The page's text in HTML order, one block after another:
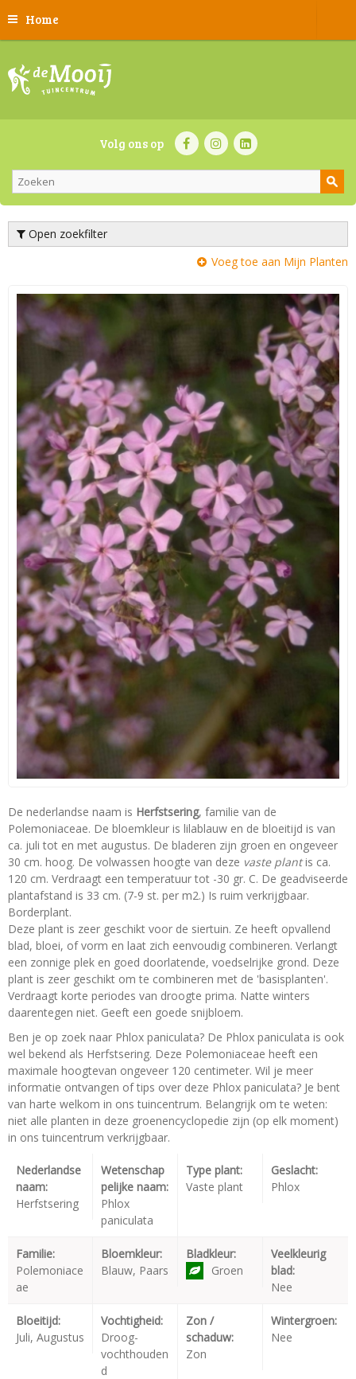
Home
Volg ons op
Open zoekfilter
Voeg toe aan Mijn Planten
De nederlandse naam is Herfstsering, familie van de
Polemoniaceae. De bloemkleur is lilablauw en de bloeitijd is van
ca. juli tot en met augustus. De bladeren zijn groen en ongeveer
30 cm. hoog. De volwassen hoogte van deze vaste plantis ca.
120 cm. Verdraagt een temperatuur tot -30 gr. C. De geadviseerde
plantafstand is 33 cm. (7-9 st. per m2.) Is ruim verkrijgbaar.
Borderplant.
Deze plant is zeer geschikt voor de siertuin. Ze heeft opvallend
blad, bloei, of vorm en laat zich eenvoudig combineren. Verlangt
een zonnige plek en goed doorlatende, voedselrijke grond. Deze
plant is zeer geschikt om te combineren met de 'basisplanten'.
Verdraagt korte periodes van droogte prima. Natte winters
daarentegen niet. Geeft een goede snijbloem.
Ben je op zoek naar Phlox paniculata? De Phlox paniculata is ook
wel bekend als Herfstsering. Deze Polemoniaceae heeft een
maximale hoogtevan ongeveer 120 centimeter. Wil je meer
informatie ontvangen of tips over deze Phlox paniculata? Je bent
van harte welkom in ons tuincentrum. Belangrijk om te weten:
niet alle planten in deze groenencyclopedie zijn (op elk moment)
in ons tuincentrum verkrijgbaar.
Nederlandse
naam:
Herfstsering
Wetenschap
pelijke naam:
Phlox
paniculata
Type plant:
Vaste plant
Geslacht:
Phlox
Familie:
Polemoniace
ae
Bloemkleur:
Blauw, Paars
Bladkleur:
Groen
Veelkleurig
blad:
Nee
Bloeitijd:
Juli, Augustus
Vochtigheid:
Droog-
vochthouden
d
Zon /
schaduw:
Zon
Wintergroen:
Nee